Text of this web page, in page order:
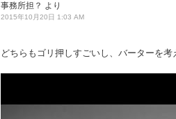
事務所担？ より
2015年10月20日 1:03 AM
どちらもゴリ押しすごいし、バーターを考